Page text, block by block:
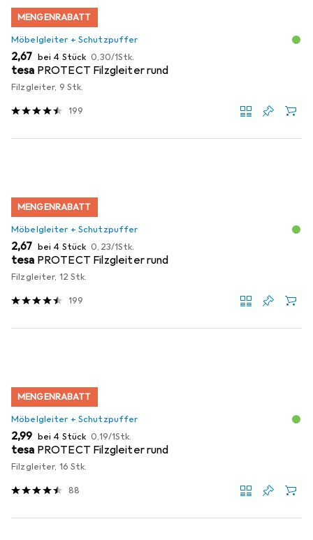
MENGENRABATT
Möbelgleiter + Schutzpuffer
EUR
2,67 bei 4 Stück EUR
0,30/1Stk.
tesa PROTECT Filzgleiter rund
Filzgleiter, 9 Stk.
199
MENGENRABATT
Möbelgleiter + Schutzpuffer
EUR
2,67 bei 4 Stück EUR
0,23/1Stk.
tesa PROTECT Filzgleiter rund
Filzgleiter, 12 Stk.
199
MENGENRABATT
Möbelgleiter + Schutzpuffer
EUR
2,99 bei 4 Stück EUR
0,19/1Stk.
tesa PROTECT Filzgleiter rund
Filzgleiter, 16 Stk.
88